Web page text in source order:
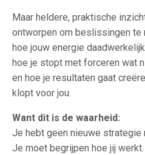
Maar heldere, praktische
ontworpen om beslissingen te
hoe jouw energie
hoe je stopt met forceren wat
en hoe je resultaten gaat
klopt voor jou.
Want dit is de waarheid:
Je hebt geen nieuwe strategie
Je moet begrijpen hoe jij werkt.